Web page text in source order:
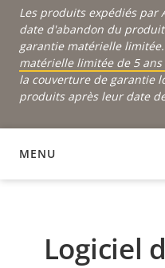
Les produits expédiés par
date d'abandon du
garantie matérielle
matérielle limitée de 5 ans
la couverture de garantie
produits après leur date
MENU
LOGICIEL DU DISPOSITIF
Logiciel